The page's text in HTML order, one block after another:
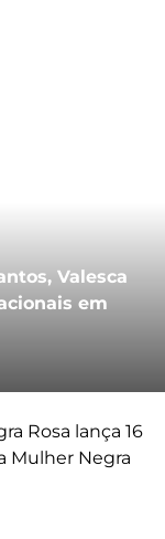
Valesca
em